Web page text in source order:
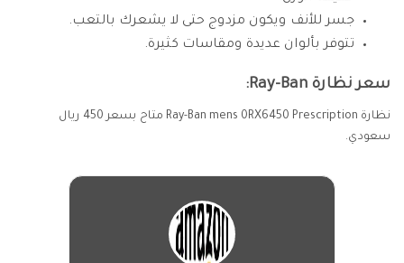
جسر للأنف ويكون مزدوج حتى لا يشعرك بالتعب.
تتوفر بألوان عديدة ومقاسات كثيرة.
سعر نظارة Ray-Ban:
نظارة Ray-Ban mens 0RX6450 Prescription متاح بسعر 450 ريال
سعودي.